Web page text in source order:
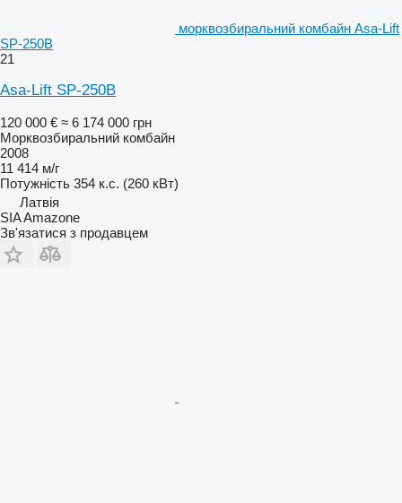
морквозбиральний комбайн Asa-Lift
SP-250B
21
Asa-Lift SP-250B
120 000 € ≈ 6 174 000 грн
Морквозбиральний комбайн
2008
11 414 м/г
Потужність 354 к.с. (260 кВт)
Латвія
SIA Amazone
Зв'язатися з продавцем